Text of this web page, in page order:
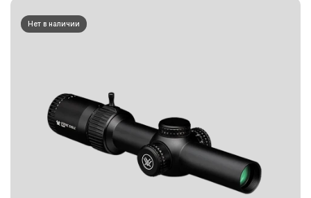
Нет в наличии